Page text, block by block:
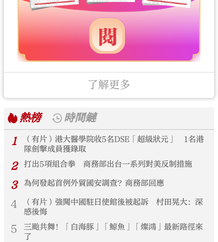
了解更多
熱榜
時間鏈
1
（有片）港大醫學院收5名DSE「超級狀元」 1名港
隊劍擊成員獲錄取
2 打出5項組合拳 商務部出台一系列對美反制措施
3 為何發起首例外貿國安調查？商務部回應
4
（有片）強闖中國駐日使館後被起訴 村田晃大：深
感後悔
5
三颱共舞！「白海豚」「鯨魚」「燦鴻」最新路徑來
了